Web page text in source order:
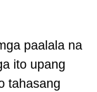
paalala na
ito upang
tahasang